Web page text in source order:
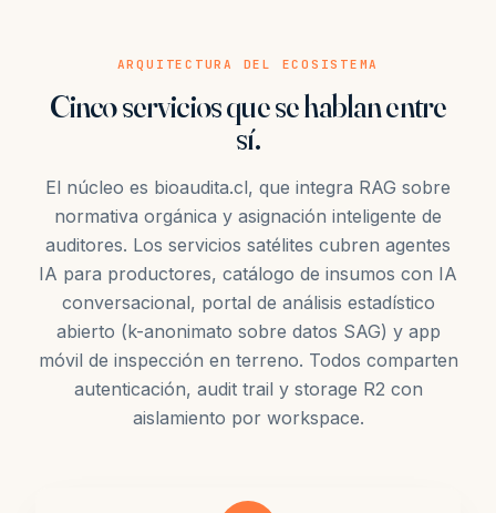
ARQUITECTURA DEL ECOSISTEMA
Cinco servicios que se hablan entre
sí.
El núcleo es bioaudita.cl, que integra RAG sobre
normativa orgánica y asignación inteligente de
auditores. Los servicios satélites cubren agentes
IA para productores, catálogo de insumos con IA
conversacional, portal de análisis estadístico
abierto (k-anonimato sobre datos SAG) y app
móvil de inspección en terreno. Todos comparten
autenticación, audit trail y storage R2 con
aislamiento por workspace.